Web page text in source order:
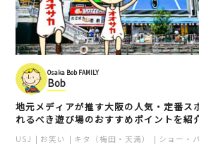
Osaka Bob FAMILY
Bob
地元メディアが推す大阪の人気・定番ス
れるべき遊び場のおすすめポイントを紹
USJ お笑い キタ（梅田・天満） ショー・